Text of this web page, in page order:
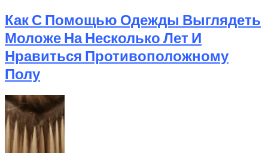
Как С Помощью Одежды Выглядеть
Моложе На Несколько Лет И
Нравиться Противоположному
Полу